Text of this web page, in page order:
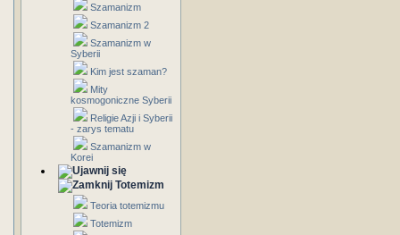
Szamanizm
Szamanizm 2
Szamanizm w
Syberii
Kim jest szaman?
Mity
kosmogoniczne Syberii
Religie Azji i Syberii
- zarys tematu
Szamanizm w
Korei
Totemizm
Teoria totemizmu
Totemizm